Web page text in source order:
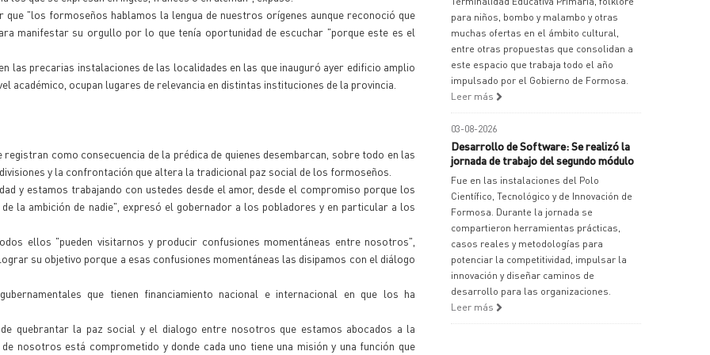
"los formoseños hablamos la lengua de nuestros orígenes aunque reconoció que
manifestar su orgullo por lo que tenía oportunidad de escuchar "porque este es el
las precarias instalaciones de las localidades en las que inauguró ayer edificio amplio
académico, ocupan lugares de relevancia en distintas instituciones de la provincia.
como consecuencia de la prédica de quienes desembarcan, sobre todo en las
y la confrontación que altera la tradicional paz social de los formoseños.
y estamos trabajando con ustedes desde el amor, desde el compromiso porque los
la ambición de nadie", expresó el gobernador a los pobladores y en particular a los
ellos "pueden visitarnos y producir confusiones momentáneas entre nosotros",
su objetivo porque a esas confusiones momentáneas las disipamos con el diálogo
que tienen financiamiento nacional e internacional en que los ha
quebrantar la paz social y el dialogo entre nosotros que estamos abocados a la
nosotros está comprometido y donde cada uno tiene una misión y una función que
para niños, bombo y malambo y otras
muchas ofertas en el ámbito cultural,
entre otras propuestas que consolidan a
este espacio que trabaja todo el año
impulsado por el Gobierno de Formosa.
Leer más
03-08-2026
Desarrollo de Software: Se realizó la
jornada de trabajo del segundo módulo
Fue en las instalaciones del Polo
Científico, Tecnológico y de Innovación de
Formosa. Durante la jornada se
compartieron herramientas prácticas,
casos reales y metodologías para
potenciar la competitividad, impulsar la
innovación y diseñar caminos de
desarrollo para las organizaciones.
Leer más